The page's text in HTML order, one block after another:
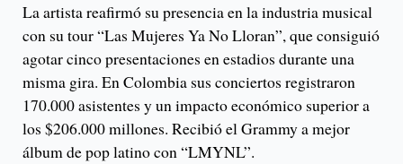
La artista reafirmó su presencia en la industria musical
con su tour “Las Mujeres Ya No Lloran”, que consiguió
agotar cinco presentaciones en estadios durante una
misma gira. En Colombia sus conciertos registraron
170.000 asistentes y un impacto económico superior a
los $206.000 millones. Recibió el Grammy a mejor
álbum de pop latino con “LMYNL”.